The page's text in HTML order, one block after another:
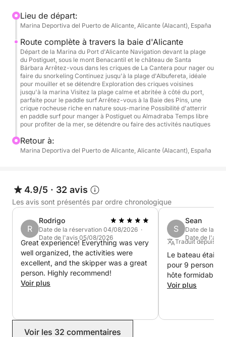
idéales pour une première baignade ou une séance
de snorkeling. Nous poursuivrons notre route vers la
plage d'Albufereta, parfaite pour jeter l'ancre et
profiter d'une atmosphère relaxante.
Au cours de l'excursion, nous ferons escale dans de
petites criques voisines jusqu'à atteindre un port de
plaisance et, de l'autre côté, une plage tranquille et
abritée, très appréciée des adeptes du paddle pour
ses eaux calmes. Plus tard, nous nous arrêterons à
Bahía de los Pinos, une crique rocheuse sauvage,
entourée de brise-lames et regorgeant de vie
Grâce à la durée de l'excursion, vous aurez tout le
loisir de profiter de la mer, de vous détendre sur un
matelas flottant, de pratiquer des sports nautiques et
de débarquer avec une planche à pagaie pour
déjeuner dans l'un des restaurants en bord de mer.
Nous vous recommandons de réserver à l'avance à
Playa del Postiguet ou Playa de la Almadraba.
À noter : Ce bateau a une capacité maximale de 12
Carburant : 60 €
Lieu de départ:
Marina Deportiva del Puerto de Alicante, Alicante (Alacant), España
Route complète à travers la baie d'Alicante
Départ de la Marina du Port d'Alicante Navigation devant la plage
du Postiguet, sous le mont Benacantil et le château de Santa
Bárbara Arrêtez-vous dans les criques de La Cantera pour nager ou
faire du snorkeling Continuez jusqu'à la plage d'Albufereta, idéale
pour mouiller et se détendre Exploration des criques voisines
jusqu'à la marina Visitez la plage calme et abritée à côté du port,
parfaite pour le paddle surf Arrêtez-vous à la Baie des Pins, une
crique rocheuse riche en nature sous-marine Possibilité d'atterrir
en paddle surf pour manger à Postiguet ou Almadraba Temps libre
pour profiter de la mer, se détendre ou faire des activités nautiques
Retour à:
Marina Deportiva del Puerto de Alicante, Alicante (Alacant), España
4.9/5 · 32 avis
Les avis sont présentés par ordre chronologique
R
Rodrigo
Date de la réservation 04/08/2026 ·
Date de l'avis 05/08/2026
Great experience! Everything was very
well organized, the activities were
excellent, and the skipper was a great
person. Highly recommend!
Voir plus
S
Sean
Date de la
Date de l'avis
Traduit depuis :
Le bateau était
pour 9
hôte formidable
Voir plus
Voir les 32 commentaires